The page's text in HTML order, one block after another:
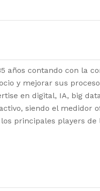
años contando con la
y mejorar sus
en digital, IA, big
siendo el medidor
principales players